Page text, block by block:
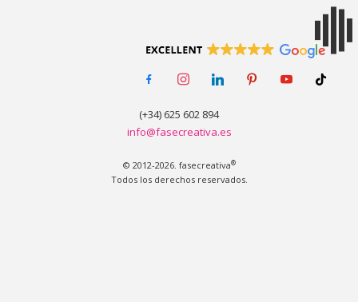
facebook-instagramlinkedin pinterestyoutube tiktok
(+34) 625 602 894
info@fasecreativa.es
© 2012-2026. fasecreativa®
Todos los derechos reservados.